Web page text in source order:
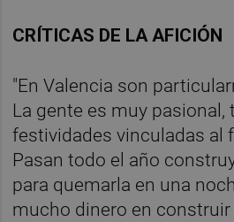
CRÍTICAS DE LA AFICIÓN
"En Valencia son
La gente es muy pasional,
festividades vinculadas al
Pasan todo el año
para quemarla en una
mucho dinero en